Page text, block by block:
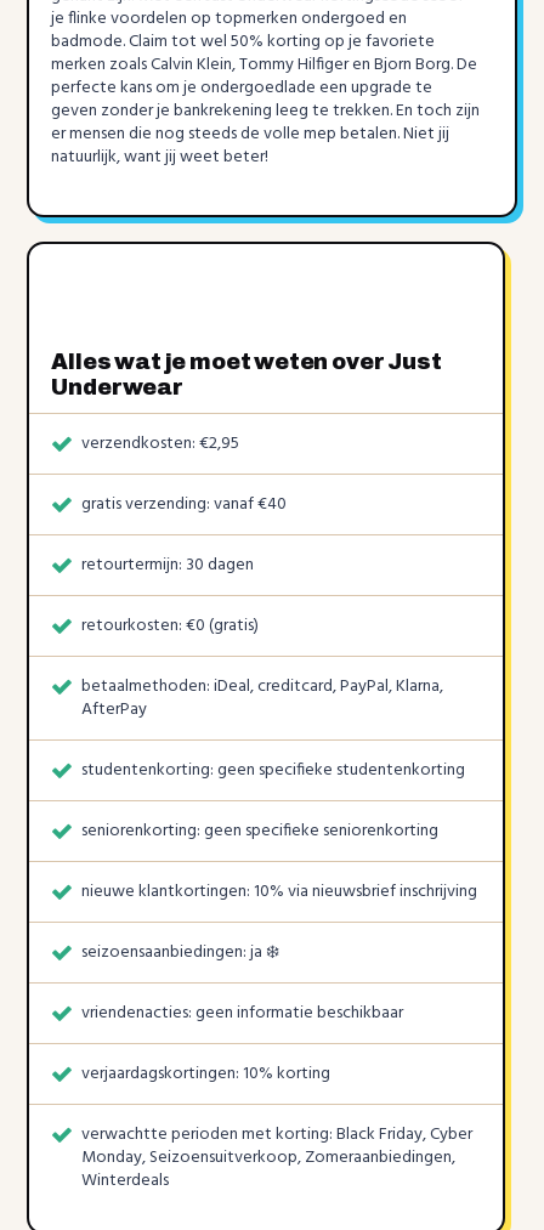
je flinke voordelen op topmerken ondergoed en
badmode. Claim tot wel 50% korting op je favoriete
merken zoals Calvin Klein, Tommy Hilfiger en Bjorn Borg. De
perfecte kans om je ondergoedlade een upgrade te
geven zonder je bankrekening leeg te trekken. En toch zijn
er mensen die nog steeds de volle mep betalen. Niet jij
natuurlijk, want jij weet beter!
Alles wat je moet weten over Just
Underwear
verzendkosten: €2,95
gratis verzending: vanaf €40
retourtermijn: 30 dagen
retourkosten: €0 (gratis)
betaalmethoden: iDeal, creditcard, PayPal, Klarna,
AfterPay
studentenkorting: geen specifieke studentenkorting
seniorenkorting: geen specifieke seniorenkorting
nieuwe klantkortingen: 10% via nieuwsbrief inschrijving
seizoensaanbiedingen: ja ❄️
vriendenacties: geen informatie beschikbaar
verjaardagskortingen: 10% korting
verwachtte perioden met korting: Black Friday, Cyber
Monday, Seizoensuitverkoop, Zomeraanbiedingen,
Winterdeals